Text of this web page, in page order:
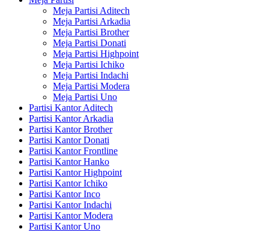
Meja Partisi Aditech
Meja Partisi Arkadia
Meja Partisi Brother
Meja Partisi Donati
Meja Partisi Highpoint
Meja Partisi Ichiko
Meja Partisi Indachi
Meja Partisi Modera
Meja Partisi Uno
Partisi Kantor Aditech
Partisi Kantor Arkadia
Partisi Kantor Brother
Partisi Kantor Donati
Partisi Kantor Frontline
Partisi Kantor Hanko
Partisi Kantor Highpoint
Partisi Kantor Ichiko
Partisi Kantor Inco
Partisi Kantor Indachi
Partisi Kantor Modera
Partisi Kantor Uno